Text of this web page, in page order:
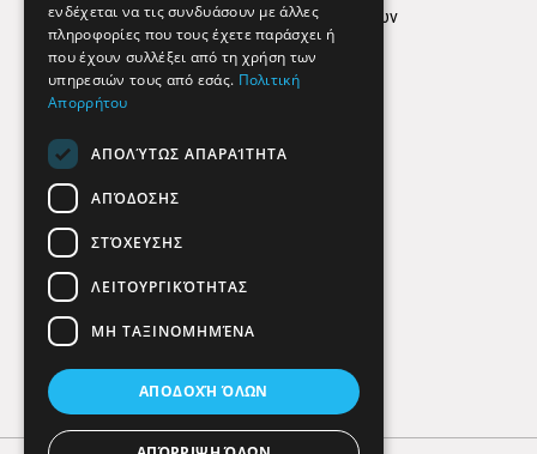
Πολιτική προστασίας δεδομένων
Findhere
Social Media
ενδέχεται να τις συνδυάσουν με άλλες
πληροφορίες που τους έχετε παράσχει ή
που έχουν συλλέξει από τη χρήση των
υπηρεσιών τους από εσάς. Πολιτική
Απορρήτου
ΑΠΟΛΎΤΩΣ ΑΠΑΡΑΊΤΗΤΑ
ΑΠΌΔΟΣΗΣ
ΣΤΌΧΕΥΣΗΣ
ΛΕΙΤΟΥΡΓΙΚΌΤΗΤΑΣ
ΜΗ ΤΑΞΙΝΟΜΗΜΈΝΑ
ΑΠΟΔΟΧΉ ΌΛΩΝ